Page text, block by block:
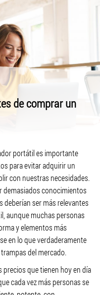
de comprar un
portátil es importante
para evitar adquirir un
con nuestras necesidades.
demasiados conocimientos
deberían ser más relevantes
aunque muchas personas
y elementos más
en lo que verdaderamente
del mercado.
que tienen hoy en día
cada vez más personas se